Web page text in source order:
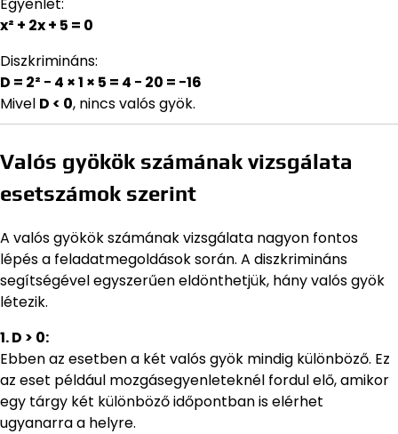
x² + 2x + 5 = 0
Diszkrimináns:
D = 2² − 4 × 1 × 5 = 4 − 20 = −16
Mivel D < 0, nincs valós gyök.
Valós gyökök számának vizsgálata
esetszámok szerint
A valós gyökök számának vizsgálata nagyon fontos
lépés a feladatmegoldások során. A diszkrimináns
segítségével egyszerűen eldönthetjük, hány valós gyök
létezik.
1. D > 0:
Ebben az esetben a két valós gyök mindig különböző. Ez
az eset például mozgásegyenleteknél fordul elő, amikor
egy tárgy két különböző időpontban is elérhet
ugyanarra a helyre.